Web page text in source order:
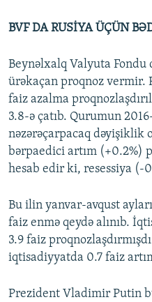
BVF DA RUSİYA ÜÇÜN
Beynəlxalq Valyuta Fondu
ürəkaçan proqnoz vermir.
faiz azalma
3.8-ə çatıb. Qurumun
nəzərəçarpacaq dəyişiklik
bərpaedici artım (+0.2%)
hesab edir ki, resessiya (-
Bu ilin yanvar-avqust
faiz enmə qeydə alınıb.
3.9 faiz
iqtisadiyyatda 0.7 faiz
Prezident Vladimir Putin